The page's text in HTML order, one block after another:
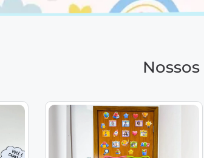
Nossos